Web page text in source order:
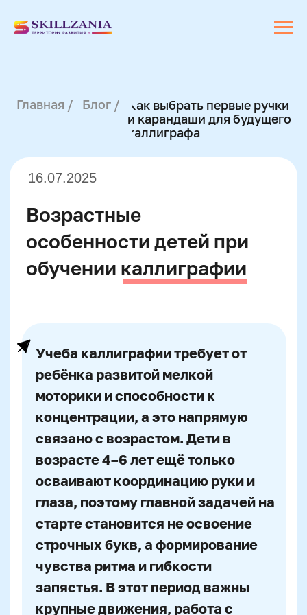
Учеба каллиграфии требует от
ребёнка развитой мелкой
моторики и способности к
осваивают координацию руки и
глаза, поэтому главной задачей на
старте становится не освоение
строчных букв, а формирование
чувства ритма и гибкости
запястья. В этот период важны
крупные движения, работа с
мягкими карандашами и
постепенное введение в понятие
формы букв.
С 7 до 10 лет у большинства учеников
развивается устойчивый хват, появляется
способность контролировать нажим и
сохранять ритм движений. Это
подходящее время для начала
полноценногообучения каллиграфиис
элементов. После 10 лет дети уже
способны осознанно контролировать
Возрастные
особенности детей при
На первом этапе обучения каллиграфии
карандаш имеет ряд преимуществ.Он
даёт ребёнку возможность повторять
линии без страха ошибки — стереть и
подойдут мягкие графитные карандаши
с маркировкой HB или 2B — они дают
достаточно тёмную линию, при этом не
требуют сильного нажима. Карандаши
учат основам штриховки, освоению дуг,